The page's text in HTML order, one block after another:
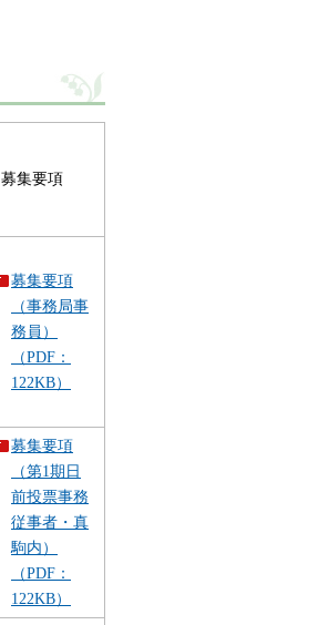
募集要項
募集要項
（事務局事
務員）
（PDF：
122KB）
募集要項
（第1期日
前投票事務
従事者・真
駒内）
（PDF：
122KB）